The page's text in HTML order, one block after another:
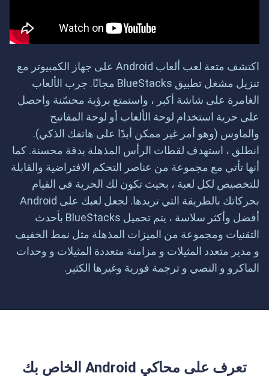
اكتشف متعة لعب ألعاب Android على جهاز الكمبيوتر مع
تنزيل مشغل تطبيق BlueStacks مجانًا. جرب الألعاب
الغامرة على شاشة أكبر ، واستمتع برؤية محسّنة واحصل
على حرية استخدام لوحة الألعاب أو لوحة المفاتيح
والماوس (وهو أمر غير ممكن أبدًا على هاتفك الذكي).
انطلق ، استهدف لقطات الرأس المذهلة بدقة محسنة. كما
أنها تأتي مع مجموعة من عناصر التحكم الافتراضية والقابلة
للتخصيص لكل لعبة ، بحيث تكون لك الحرية في القيام
بحركاتك بالطريقة التي تريدها. لجعل لعبك على Android
أفضل وأكثر سلاسة ، يتم تحميل BlueStacks بأحدث
التقنيات ومجموعة من الميزات المذهلة مثل نمط الخفيف
و مدير متعدد المثيلات و مزامنة متعددة المثيلات و وحدات
الماكرو و النصي و ترجمة فورية وغيرها الكثير.
تعرف على محاكي Android الخاص بك